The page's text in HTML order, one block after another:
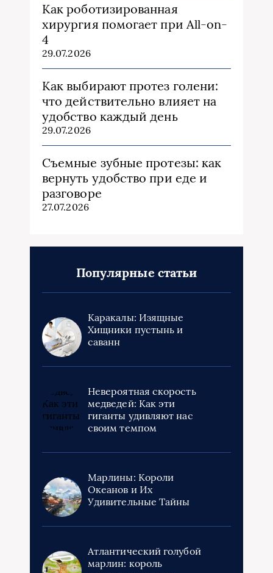
Как роботизированная
хирургия помогает при All-on-
4
29.07.2026
Как выбирают протез голени:
что действительно влияет на
удобство каждый день
29.07.2026
Съемные зубные протезы: как
вернуть удобство при еде и
разговоре
27.07.2026
Популярные статьи
Каракалы: Изящные
Хищники пустынь и
саванн
Невероятная скорость
медведей: Как эти
гиганты удивляют нас
своим темпом
Марлины: Короли
Океанов и Их
Удивительные Тайны
Атлантический голубой
марлин: король